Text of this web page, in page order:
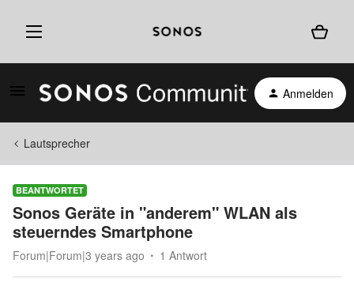
Anmelden
Lautsprecher
BEANTWORTET
Sonos Geräte in "anderem" WLAN als
steuerndes Smartphone
Forum|Forum|3 years ago 1 Antwort